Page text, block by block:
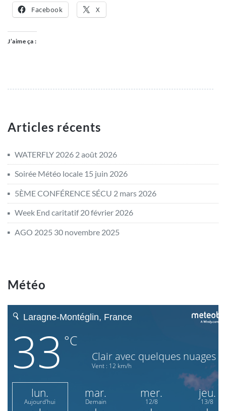
Facebook X
J’aime ça :
Articles récents
WATERFLY 2026 2 août 2026
Soirée Météo locale 15 juin 2026
5ÈME CONFÉRENCE SÉCU 2 mars 2026
Week End caritatif 20 février 2026
AGO 2025 30 novembre 2025
Météo